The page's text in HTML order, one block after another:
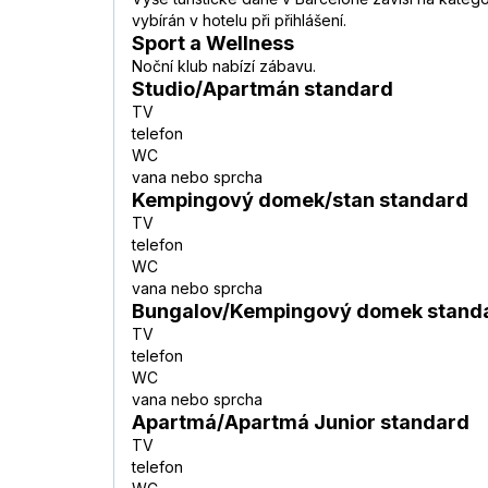
vybírán v hotelu při přihlášení.
Sport a Wellness
Noční klub nabízí zábavu.
Studio/Apartmán standard
TV
telefon
WC
vana nebo sprcha
Kempingový domek/stan standard
TV
telefon
WC
vana nebo sprcha
Bungalov/Kempingový domek
TV
telefon
WC
vana nebo sprcha
Apartmá/Apartmá Junior standard
TV
telefon